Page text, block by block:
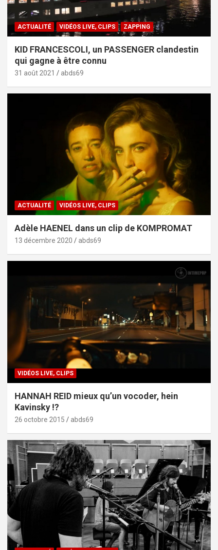
ACTUALITÉ VIDÉOS LIVE, CLIPS ZAPPING
KID FRANCESCOLI, un PASSENGER clandestin
qui gagne à être connu
31 août 2021 abds69
ACTUALITÉ VIDÉOS LIVE, CLIPS
Adèle HAENEL dans un clip de KOMPROMAT
13 décembre 2020 abds69
VIDÉOS LIVE, CLIPS
HANNAH REID mieux qu’un vocoder, hein
Kavinsky !?
26 octobre 2015 abds69